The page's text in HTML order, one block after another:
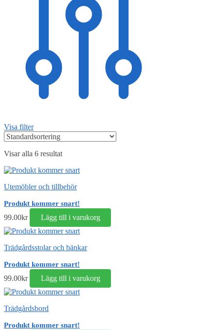
Visa filter
Visar alla 6 resultat
Utemöbler och tillbehör
Produkt kommer snart!
99.00kr Lägg till i varukorg
Trädgårdsstolar och bänkar
Produkt kommer snart!
99.00kr Lägg till i varukorg
Trädgårdsbord
Produkt kommer snart!